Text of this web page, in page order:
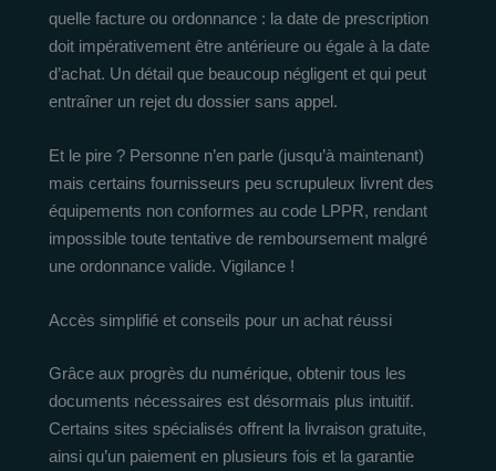
quelle facture ou ordonnance : la date de prescription
doit impérativement être antérieure ou égale à la date
d’achat. Un détail que beaucoup négligent et qui peut
entraîner un rejet du dossier sans appel.
Et le pire ? Personne n’en parle (jusqu’à maintenant)
mais certains fournisseurs peu scrupuleux livrent des
équipements non conformes au code LPPR, rendant
impossible toute tentative de remboursement malgré
une ordonnance valide. Vigilance !
Accès simplifié et conseils pour un achat réussi
Grâce aux progrès du numérique, obtenir tous les
documents nécessaires est désormais plus intuitif.
Certains sites spécialisés offrent la livraison gratuite,
ainsi qu’un paiement en plusieurs fois et la garantie